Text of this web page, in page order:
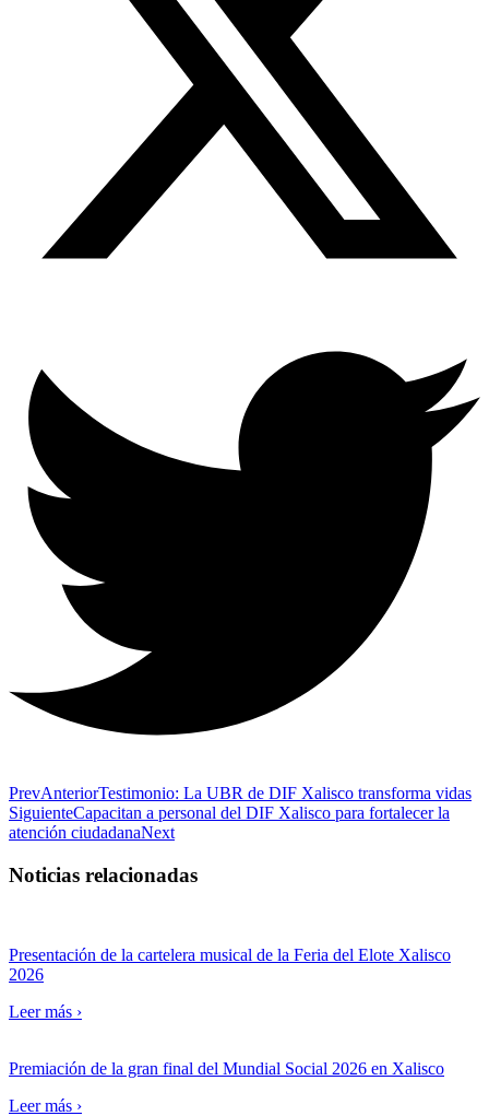
PrevAnteriorTestimonio: La UBR de DIF Xalisco transforma vidas
SiguienteCapacitan a personal del DIF Xalisco para fortalecer la
atención ciudadanaNext
Noticias relacionadas
Presentación de la cartelera musical de la Feria del Elote Xalisco
2026
Leer más ›
Premiación de la gran final del Mundial Social 2026 en Xalisco
Leer más ›